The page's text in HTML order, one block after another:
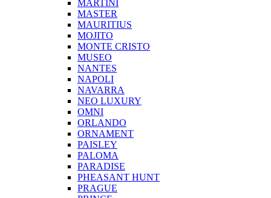
MARTINI
MASTER
MAURITIUS
MOJITO
MONTE CRISTO
MUSEO
NANTES
NAPOLI
NAVARRA
NEO LUXURY
OMNI
ORLANDO
ORNAMENT
PAISLEY
PALOMA
PARADISE
PHEASANT HUNT
PRAGUE